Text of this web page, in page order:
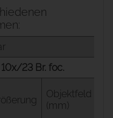
23 Br. foc.
Objektfeld
(mm)